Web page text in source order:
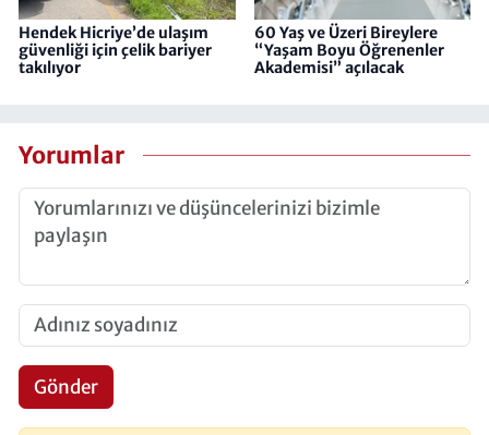
Hendek Hicriye’de ulaşım
güvenliği için çelik bariyer
takılıyor
60 Yaş ve Üzeri Bireylere
“Yaşam Boyu Öğrenenler
Akademisi” açılacak
Yorumlar
Gönder